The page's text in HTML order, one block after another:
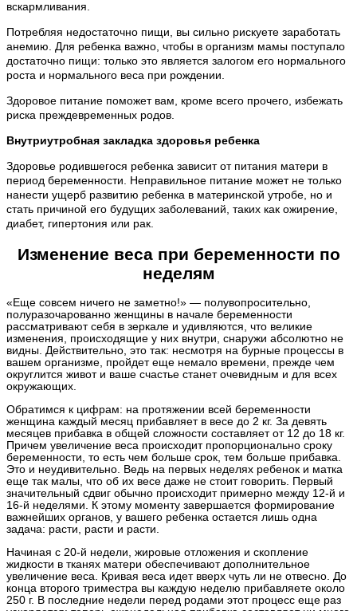
вскармливания.
Потребляя недостаточно пищи, вы сильно рискуете заработать
анемию. Для ребенка важно, чтобы в организм мамы поступало
достаточно пищи: только это является залогом его нормального
роста и нормального веса при рождении.
Здоровое питание поможет вам, кроме всего прочего, избежать
риска преждевременных родов.
Внутриутробная закладка здоровья ребенка
Здоровье родившегося ребенка зависит от питания матери в
период беременности. Неправильное питание может не только
нанести ущерб развитию ребенка в материнской утробе, но и
стать причиной его будущих заболеваний, таких как ожирение,
диабет, гипертония или рак.
Изменение веса при беременности по
неделям
«Еще совсем ничего не заметно!» — полувопросительно,
полуразочарованно женщины в начале беременности
рассматривают себя в зеркале и удивляются, что великие
изменения, происходящие у них внутри, снаружи абсолютно не
видны. Действительно, это так: несмотря на бурные процессы в
вашем организме, пройдет еще немало времени, прежде чем
округлится живот и ваше счастье станет очевидным и для всех
окружающих.
Обратимся к цифрам: на протяжении всей беременности
женщина каждый месяц прибавляет в весе до 2 кг. За девять
месяцев прибавка в общей сложности составляет от 12 до 18 кг.
Причем увеличение веса происходит пропорционально сроку
беременности, то есть чем больше срок, тем больше прибавка.
Это и неудивительно. Ведь на первых неделях ребенок и матка
еще так малы, что об их весе даже не стоит говорить. Первый
значительный сдвиг обычно происходит примерно между 12-й и
16-й неделями. К этому моменту завершается формирование
важнейших органов, у вашего ребенка остается лишь одна
задача: расти, расти и расти.
Начиная с 20-й недели, жировые отложения и скопление
жидкости в тканях матери обеспечивают дополнительное
увеличение веса. Кривая веса идет вверх чуть ли не отвесно. До
конца второго триместра вы каждую неделю прибавляете около
250 г. В последние недели перед родами этот процесс еще раз